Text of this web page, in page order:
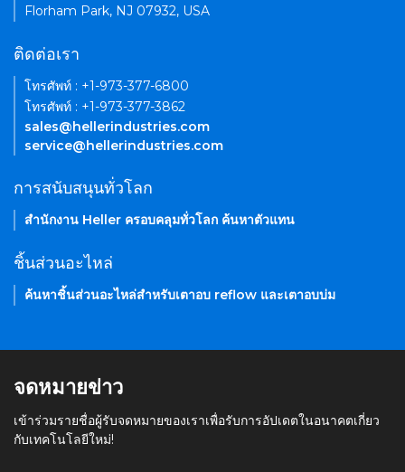
Florham Park, NJ 07932, USA
ติดต่อเรา
โทรศัพท์ : +1-973-377-6800
โทรศัพท์ : +1-973-377-3862
sales@hellerindustries.com
service@hellerindustries.com
การสนับสนุนทั่วโลก
สำนักงาน Heller ครอบคลุมทั่วโลก ค้นหาตัวแทน
ชิ้นส่วนอะไหล่
ค้นหาชิ้นส่วนอะไหล่สำหรับเตาอบ reflow และเตาอบบ่ม
จดหมายข่าว
เข้าร่วมรายชื่อผู้รับจดหมายของเราเพื่อรับการอัปเดตในอนาคตเกี่ยว
กับเทคโนโลยีใหม่!